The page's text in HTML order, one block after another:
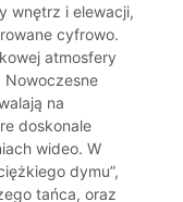
wnętrz i elewacji,
cyfrowo.
atmosfery
Nowoczesne
na
doskonale
wideo. W
dymu”,
tańca, oraz